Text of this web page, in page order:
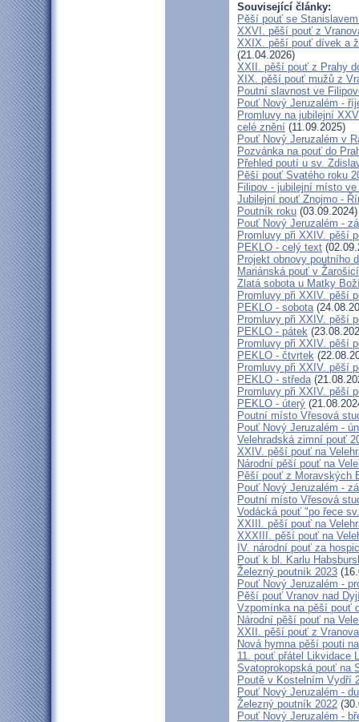
Související články:
Pěší pouť se
XXVI. pěší pouť z
XXIX. pěší pouť dívek a
(21.04.2026)
XXII. pěší pouť z Prahy
XIX. pěší pouť mužů z
Poutní slavnost ve
Pouť Nový Jeruzalém -
Promluvy na jubilejní
celé znění (11.09.2025)
Pouť Nový Jeruzalém v
Pozvánka na pouť do
Přehled poutí u sv.
Pěší pouť Svatého roku
Filipov - jubilejní místo
Jubilejní pouť Znojmo -
Poutník roku (03.09.2024)
Pouť Nový Jeruzalém -
Promluvy při XXIV. pěší
PEKLO - celý text
Projekt obnovy poutního
Mariánská pouť v
Zlatá sobota u Matky
Promluvy při XXIV. pěší
PEKLO - sobota
Promluvy při XXIV. pěší
PEKLO - pátek
Promluvy při XXIV. pěší
PEKLO - čtvrtek
Promluvy při XXIV. pěší
PEKLO - středa
Promluvy při XXIV. pěší
PEKLO - úterý
Poutní místo Vřesová
Pouť Nový Jeruzalém -
Velehradská zimní pouť
XXIV. pěší pouť na
Národní pěší pouť na
Pěší pouť z Moravských
Pouť Nový Jeruzalém -
Poutní místo Vřesová
Vodácká pouť "po řece
XXIII. pěší pouť na
XXXIII. pěší pouť na
IV. národní pouť za
Pouť k bl. Karlu
Železný poutník 2023
Pouť Nový Jeruzalém -
Pěší pouť Vranov nad
Vzpomínka na pěší pouť
Národní pěší pouť na
XXII. pěší pouť z
Nová hymna pěší pouti
11. pouť přátel Likvidace
Svatoprokopská pouť na
Poutě v Kostelním Vydří
Pouť Nový Jeruzalém -
Železný poutník 2022
Pouť Nový Jeruzalém -